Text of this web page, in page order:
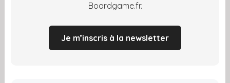
Boardgame.fr.
Je m’inscris à la newsletter